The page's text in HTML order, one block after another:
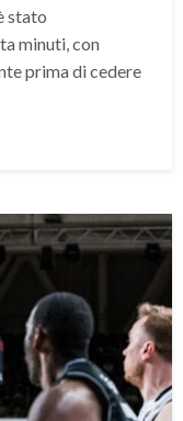
stato
minuti, con
prima di cedere